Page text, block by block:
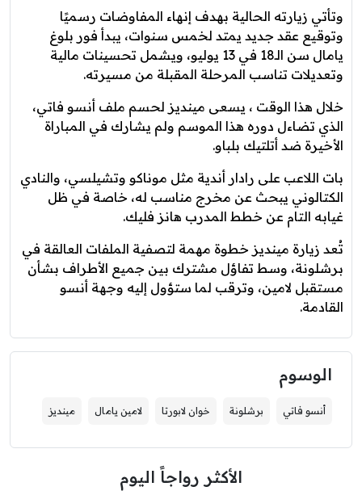
وتأتي زيارته الحالية بهدف إنهاء المفاوضات رسميًا
وتوقيع عقد جديد يمتد لخمس سنوات، يبدأ فور بلوغ
يامال سن الـ18 في 13 يوليو، ويشمل تحسينات مالية
وتعديلات تناسب المرحلة المقبلة من مسيرته.
خلال هذا الوقت ، يسعى مينديز لحسم ملف أنسو فاتي،
الذي تضاءل دوره هذا الموسم ولم يشارك في المباراة
الأخيرة ضد أتلتيك بلباو.
بات اللاعب على رادار أندية مثل موناكو وتشيلسي، والنادي
الكتالوني يبحث عن مخرج مناسب له، خاصة في ظل
غيابه التام عن خطط المدرب هانز فليك.
تُعد زيارة مينديز خطوة مهمة لتصفية الملفات العالقة في
برشلونة، وسط تفاؤل مشترك بين جميع الأطراف بشأن
مستقبل لامين، وترقب لما ستؤول إليه وجهة أنسو
القادمة.
الوسوم
أنسو فاتي برشلونة خوان لابورتا لامين يامال مينديز
الأكثر رواجاً اليوم